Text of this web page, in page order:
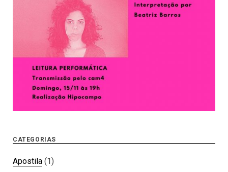
CATEGORIAS
Apostila (1)